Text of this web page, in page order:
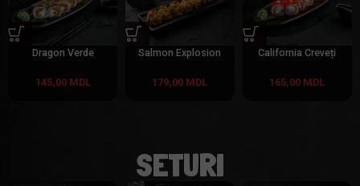
Dragon Verde
145,00 MDL
Salmon Explosion
179,00 MDL
California Creveți
165,00 MDL
SETURI